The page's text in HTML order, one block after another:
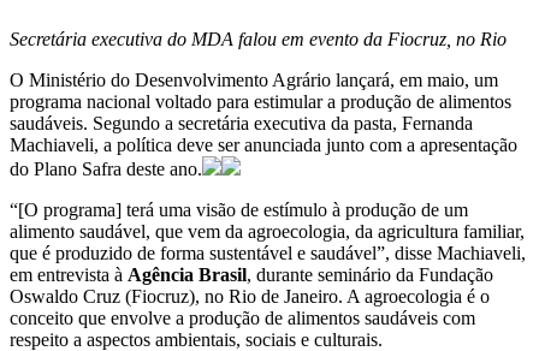
Secretária executiva do MDA falou em evento da Fiocruz, no Rio
O Ministério do Desenvolvimento Agrário lançará, em maio, um
programa nacional voltado para estimular a produção de alimentos
saudáveis. Segundo a secretária executiva da pasta, Fernanda
Machiaveli, a política deve ser anunciada junto com a apresentação
do Plano Safra deste ano.
“[O programa] terá uma visão de estímulo à produção de um
alimento saudável, que vem da agroecologia, da agricultura familiar,
que é produzido de forma sustentável e saudável”, disse Machiaveli,
em entrevista à Agência Brasil, durante seminário da Fundação
Oswaldo Cruz (Fiocruz), no Rio de Janeiro. A agroecologia é o
conceito que envolve a produção de alimentos saudáveis com
respeito a aspectos ambientais, sociais e culturais.